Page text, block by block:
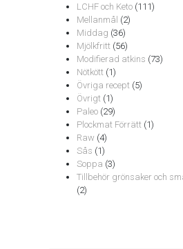
LCHF och Keto(111)
Mellanmål (2)
Middag (36)
Mjölkfritt(56)
Modifierad atkins (73)
Nötkött(1)
Övriga recept(5)
Övrigt(1)
Paleo(29)
Plockmat Förrätt(1)
Raw (4)
Sås (1)
Soppa (3)
Tillbehör grönsaker och
(2)